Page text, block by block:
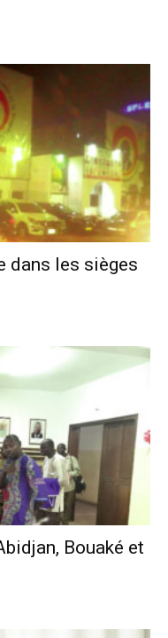
dans les sièges
Bouaké et